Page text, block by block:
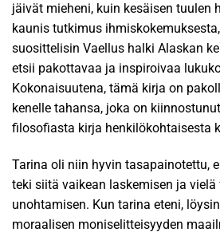
jäivät mieheni, kuin kesäisen tuulen
kaunis tutkimus
suosittelisin Vaellus halki Alaskan
etsii pakottavaa ja inspiroivaa
Kokonaisuutena, tämä kirja on
kenelle tahansa, joka on
filosofiasta kirja henkilökohtaisesta
Tarina oli niin hyvin tasapainotettu,
teki siitä vaikean laskemisen ja
unohtamisen. Kun tarina eteni,
moraalisen moniselitteisyyden